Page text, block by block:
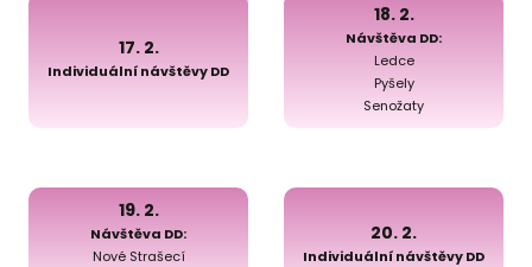
17. 2.
Individuální návštěvy DD
18. 2.
Návštěva DD:
Ledce
Pyšely
Senožaty
19. 2.
Návštěva DD:
Nové Strašecí
20. 2.
Individuální návštěvy DD